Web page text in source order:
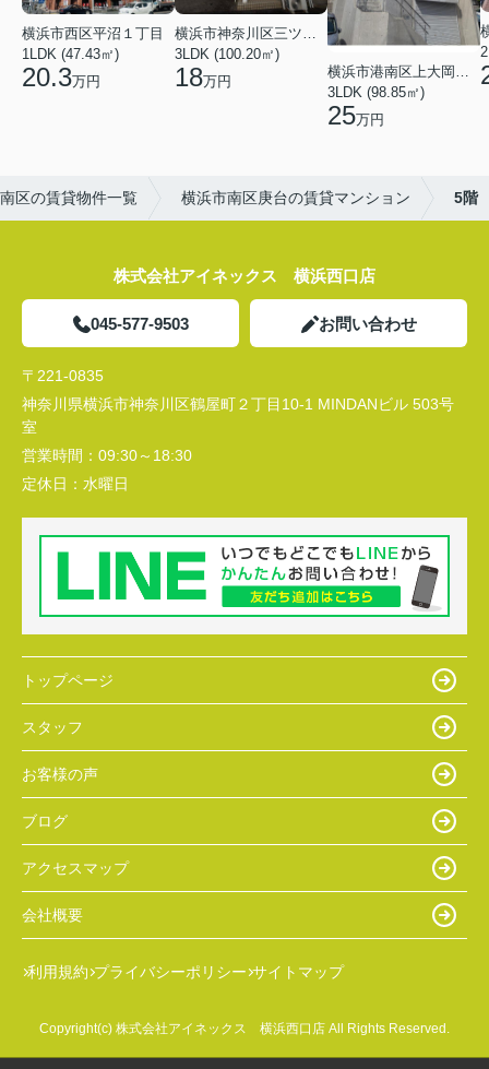
横浜市西区平沼１丁目
1LDK (47.43㎡)
20.3万円
横浜市神奈川区三ツ沢上町
3LDK (100.20㎡)
18万円
横浜市港南区上大岡東２丁目
3LDK (98.85㎡)
25万円
区の賃貸物件一覧 横浜市南区庚台の賃貸マンション 5階
株式会社アイネックス 横浜西口店
045-577-9503 お問い合わせ
〒221-0835
神奈川県横浜市神奈川区鶴屋町２丁目10-1 MINDANビル 503号
室
営業時間： 09:30～18:30
定休日： 水曜日
トップページ
スタッフ
お客様の声
ブログ
アクセスマップ
会社概要
利用規約 プライバシーポリシー サイトマップ
Copyright(c) 株式会社アイネックス 横浜西口店 All Rights Reserved.